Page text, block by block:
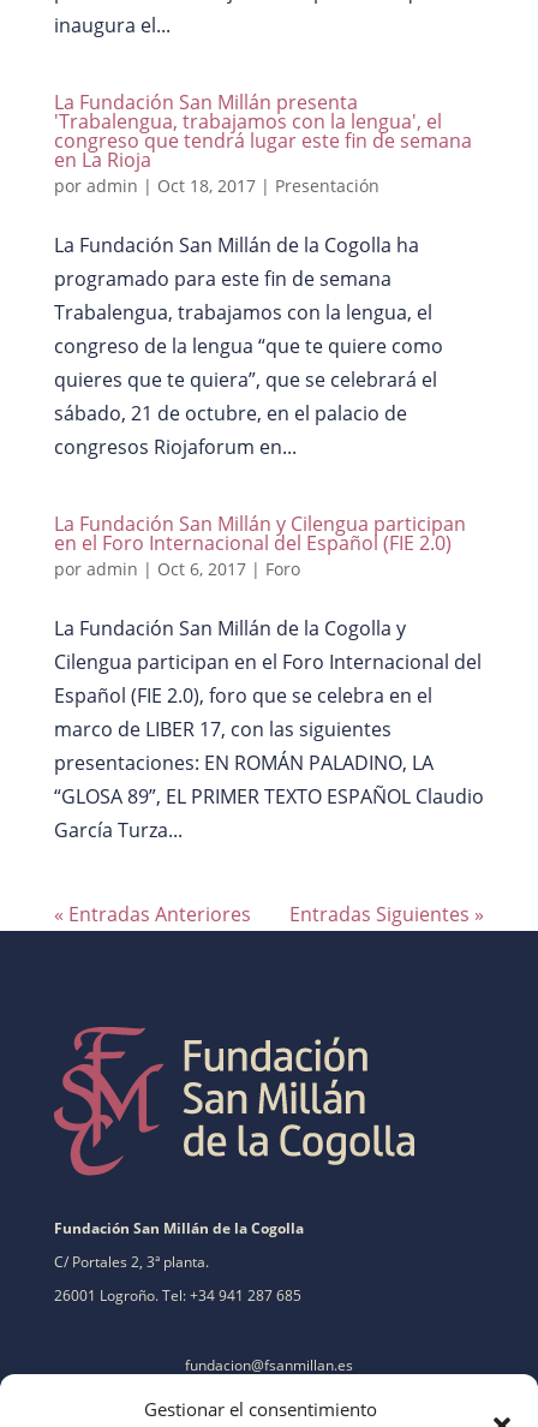
Gestionar el consentimiento
inaugura el...
La Fundación San Millán presenta
'Trabalengua, trabajamos con la lengua', el
congreso que tendrá lugar este fin de semana
en La Rioja
por admin | Oct 18, 2017| Presentación
La Fundación San Millán de la Cogolla ha
programado para este fin de semana
Trabalengua, trabajamos con la lengua, el
congreso de la lengua “que te quiere como
quieres que te quiera”, que se celebrará el
sábado, 21 de octubre, en el palacio de
congresos Riojaforum en...
La Fundación San Millán y Cilengua participan
en el Foro Internacional del Español (FIE 2.0)
por admin | Oct 6, 2017| Foro
La Fundación San Millán de la Cogolla y
Cilengua participan en el Foro Internacional del
Español (FIE 2.0), foro que se celebra en el
marco de LIBER 17, con las siguientes
presentaciones: EN ROMÁN PALADINO, LA
“GLOSA 89”, EL PRIMER TEXTO ESPAÑOL Claudio
García Turza...
« Entradas Anteriores Entradas Siguientes »
Fundación San Millán de la Cogolla
C/ Portales 2, 3ª planta.
26001 Logroño. Tel: +34 941 287 685
fundacion@fsanmillan.es